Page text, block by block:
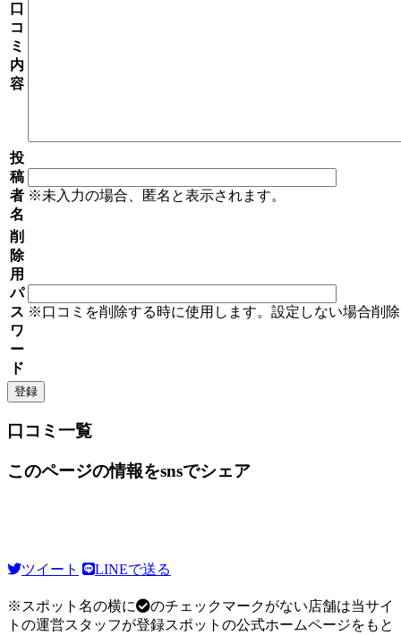
口
コ
ミ
内
容
投
稿
者
名
※未入力の場合、匿名と表示されます。
削
除
用
パ
ス
ワ
ー
ド
※口コミを削除する時に使用します。設定しない場合削
口コミ一覧
このページの情報をsnsでシェア
ツイート LINEで送る
※スポット名の横に
のチェックマークがない店舗は当サイ
トの運営スタッフが登録スポットの公式ホームページをもと